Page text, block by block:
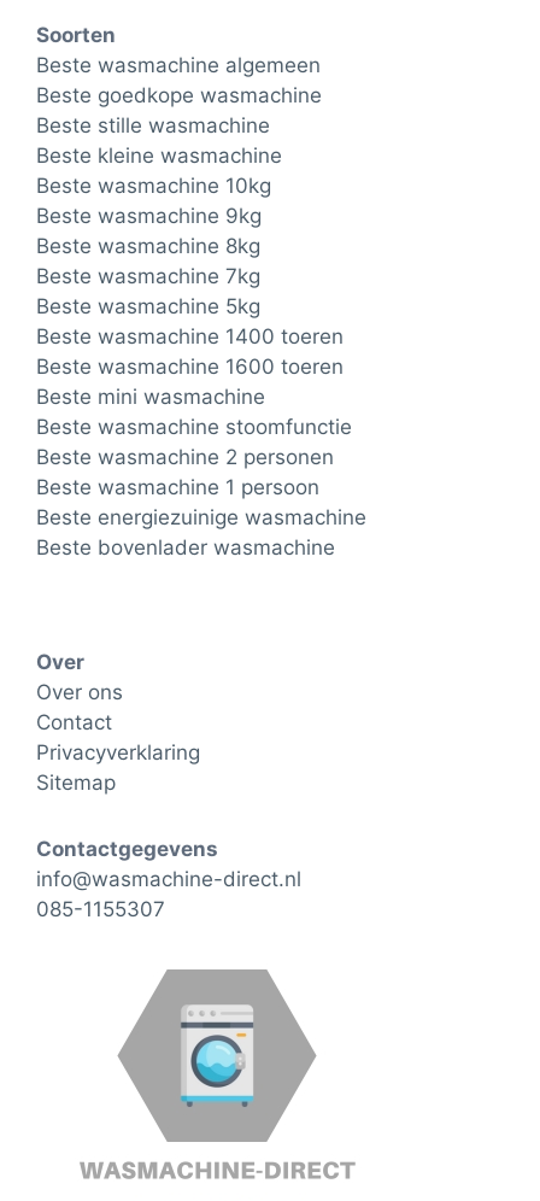
Soorten
Beste wasmachine algemeen
Beste goedkope wasmachine
Beste stille wasmachine
Beste kleine wasmachine
Beste wasmachine 10kg
Beste wasmachine 9kg
Beste wasmachine 8kg
Beste wasmachine 7kg
Beste wasmachine 5kg
Beste wasmachine 1400 toeren
Beste wasmachine 1600 toeren
Beste mini wasmachine
Beste wasmachine stoomfunctie
Beste wasmachine 2 personen
Beste wasmachine 1 persoon
Beste energiezuinige wasmachine
Beste bovenlader wasmachine
Over
Over ons
Contact
Privacyverklaring
Sitemap
Contactgegevens
info@wasmachine-direct.nl
085-1155307